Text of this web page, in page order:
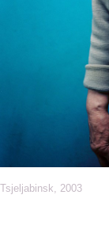
december
Tsjeljabinsk, 2003